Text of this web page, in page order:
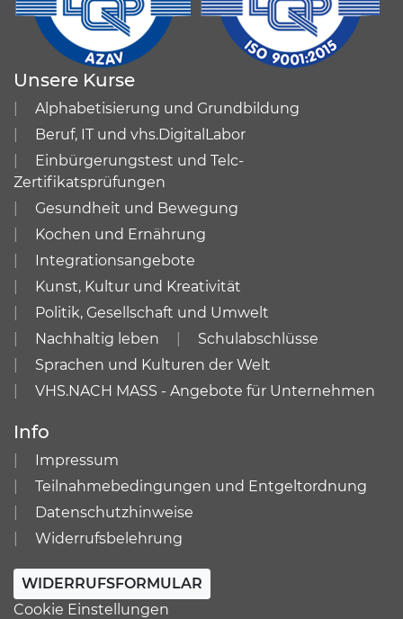
Unsere Kurse
Alphabetisierung und Grundbildung
Beruf, IT und vhs.DigitalLabor
Einbürgerungstest und Telc-
Zertifikatsprüfungen
Gesundheit und Bewegung
Kochen und Ernährung
Integrationsangebote
Kunst, Kultur und Kreativität
Politik, Gesellschaft und Umwelt
Nachhaltig leben
Schulabschlüsse
Sprachen und Kulturen der Welt
VHS.NACH MASS - Angebote für Unternehmen
Info
Impressum
Teilnahmebedingungen und Entgeltordnung
Datenschutzhinweise
Widerrufsbelehrung
WIDERRUFSFORMULAR
Cookie Einstellungen